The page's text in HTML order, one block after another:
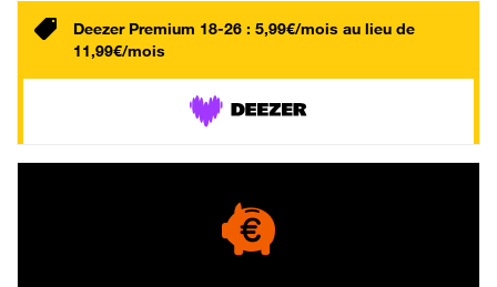
Deezer Premium 18-26 : 5,99€/mois au lieu de
11,99€/mois